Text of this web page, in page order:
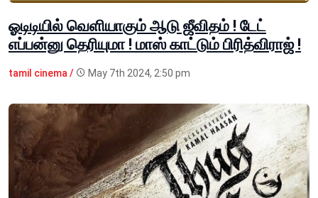
ஓடிடியில் வெளியாகும் ஆடு ஜீவிதம் ! டேட்
எப்பன்னு தெரியுமா ! மாஸ் காட்டும் பிரித்விராஜ் !
tamil cinema / May 7th 2024, 2:50 pm